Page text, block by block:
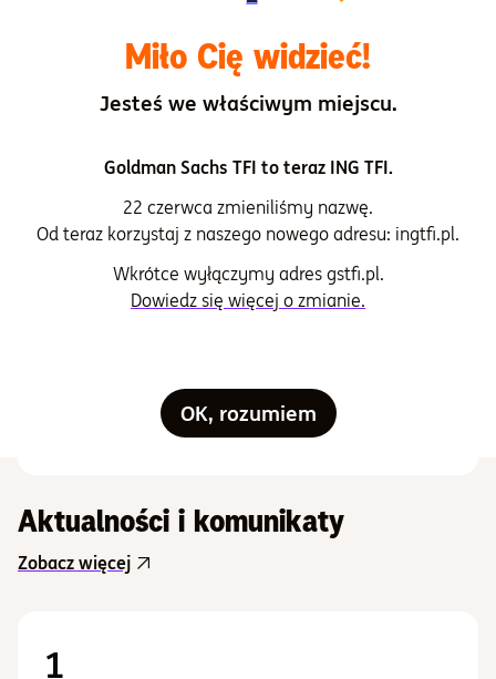
dla czynników zrównoważonego rozwoju
Prospekt informacyjny
Rachunki
Sprawozdania finansowe
Tabela opłat
zrównoważonym rozwojem
Aktualności i komunikaty
Zobacz więcej
1
Miło Cię widzieć!
Jesteś we właściwym miejscu.
Goldman Sachs TFI to teraz ING TFI.
22 czerwca zmieniliśmy nazwę.
Od teraz korzystaj z naszego nowego adresu: ingtfi.pl.
Wkrótce wyłączymy adres gstfi.pl.
Dowiedz się więcej o zmianie.
OK, rozumiem